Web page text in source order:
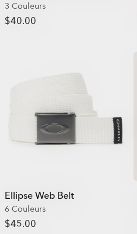
3 Couleurs
$40.00
Ellipse Web Belt
6 Couleurs
$45.00